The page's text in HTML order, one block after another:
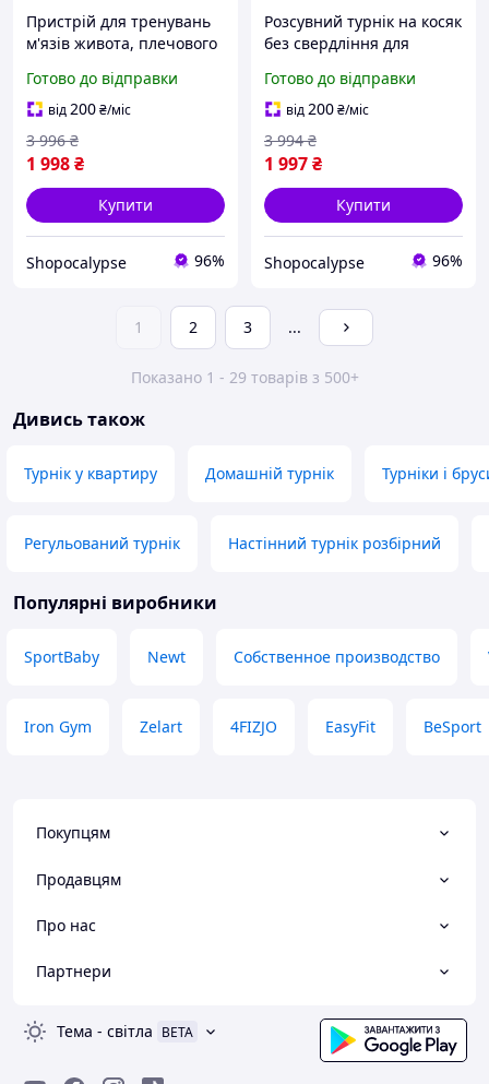
Пристрій для тренувань
м'язів живота, плечового
встановленням усередині
міжкімнатного проходу
без свердління
Готово до відправки
від200₴/міс
1 998₴
3 996 ₴
Купити
Shopocalypse 96%
Розсувний турнік на косяк
без свердління для
зміцнення м'язів рук,
спини та преса
Готово до відправки
від200₴/міс
1 997₴
3 994 ₴
Купити
Shopocalypse 96%
1 2 3 ...
Показано 1 - 29 товарів з 500+
Дивись також
Турнік у квартиру Домашній турнік Турніки і
Регульований турнік Настінний турнік розбірний
Популярні виробники
SportBaby Newt Собственное производство
Iron Gym Zelart 4FIZJO EasyFit BeSport
Покупцям
Продавцям
Про нас
Партнери
Тема - світла BETA